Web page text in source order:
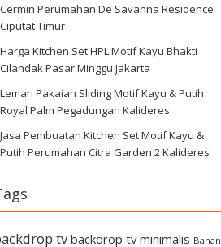
Cermin Perumahan De Savanna Residence
Ciputat Timur
Harga Kitchen Set HPL Motif Kayu Bhakti
Cilandak Pasar Minggu Jakarta
Lemari Pakaian Sliding Motif Kayu & Putih
Royal Palm Pegadungan Kalideres
Jasa Pembuatan Kitchen Set Motif Kayu &
Putih Perumahan Citra Garden 2 Kalideres
tvbackdrop tv minimalis Bahan